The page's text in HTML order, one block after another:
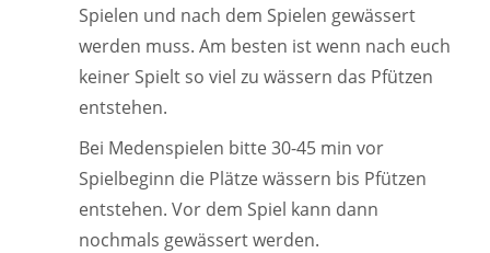
Spielen und nach dem Spielen gewässert
werden muss. Am besten ist wenn nach euch
keiner Spielt so viel zu wässern das Pfützen
entstehen.
Bei Medenspielen bitte 30-45 min vor
Spielbeginn die Plätze wässern bis Pfützen
entstehen. Vor dem Spiel kann dann
nochmals gewässert werden.